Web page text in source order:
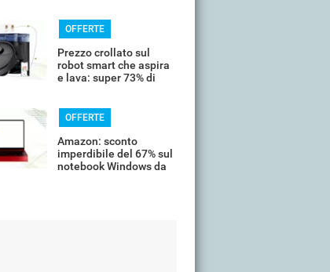
OFFERTE
Prezzo crollato sul
robot smart che aspira
e lava: super 73% di
OFFERTE
Amazon: sconto
imperdibile del 67% sul
notebook Windows da